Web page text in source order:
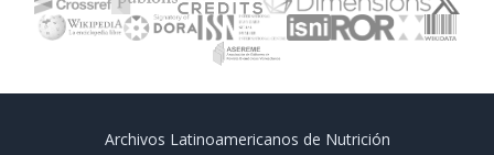
Archivos Latinoamericanos de Nutrición